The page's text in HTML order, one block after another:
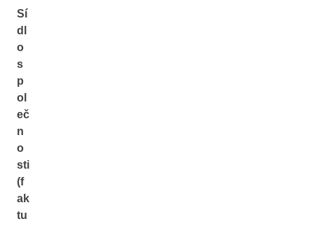
Sí
dl
o
s
p
ol
eč
n
o
sti
(f
ak
tu